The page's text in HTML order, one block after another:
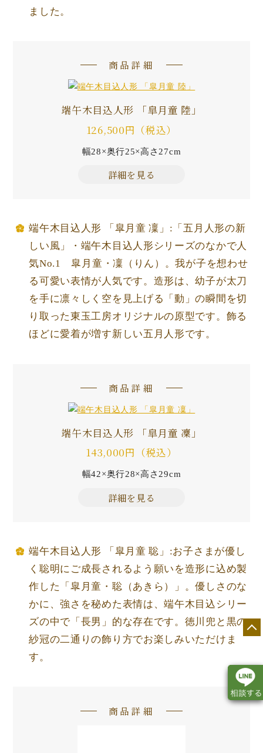
ました。
商品詳細
端午木目込人形 「皐月童 陸」
126,500円（税込）
幅28×奥行25×高さ27cm
詳細を見る
端午木目込人形 「皐月童 凜」:「五月人形の新
しい風」・端午木目込人形シリーズのなかで人
気No.1 皐月童・凜（りん）。我が子を想わせ
る可愛い表情が人気です。造形は、幼子が太刀
を手に凛々しく空を見上げる「動」の瞬間を切
り取った東玉工房オリジナルの原型です。飾る
ほどに愛着が増す新しい五月人形です。
商品詳細
端午木目込人形 「皐月童 凜」
143,000円（税込）
幅42×奥行28×高さ29cm
詳細を見る
端午木目込人形 「皐月童 聡」:お子さまが優し
く聡明にご成長されるよう願いを造形に込め製
作した「皐月童・聡（あきら）」。優しさのな
かに、強さを秘めた表情は、端午木目込シリー
ズの中で「長男」的な存在です。徳川兜と黒の
紗冠の二通りの飾り方でお楽しみいただけま
す。
商品詳細